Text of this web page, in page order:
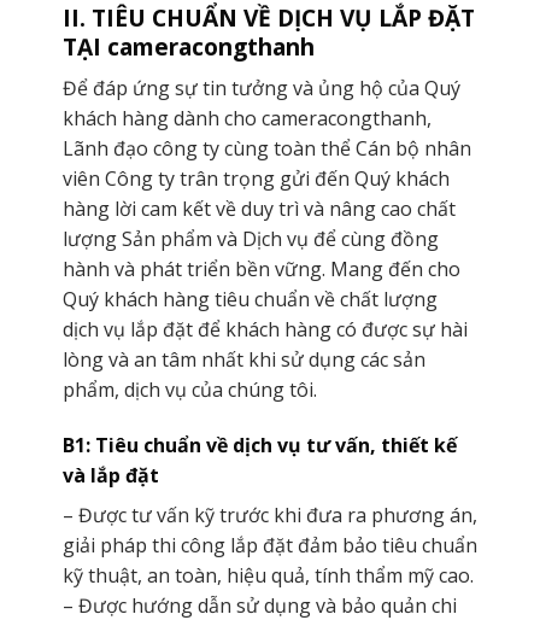
II. TIÊU CHUẨN VỀ DỊCH VỤ LẮP ĐẶT
TẠI cameracongthanh
Để đáp ứng sự tin tưởng và ủng hộ của Quý
khách hàng dành cho cameracongthanh,
Lãnh đạo công ty cùng toàn thể Cán bộ nhân
viên Công ty trân trọng gửi đến Quý khách
hàng lời cam kết về duy trì và nâng cao chất
lượng Sản phẩm và Dịch vụ để cùng đồng
hành và phát triển bền vững. Mang đến cho
Quý khách hàng tiêu chuẩn về chất lượng
dịch vụ lắp đặt để khách hàng có được sự hài
lòng và an tâm nhất khi sử dụng các sản
phẩm, dịch vụ của chúng tôi.
B1: Tiêu chuẩn về dịch vụ tư vấn, thiết kế
và lắp đặt
– Được tư vấn kỹ trước khi đưa ra phương án,
giải pháp thi công lắp đặt đảm bảo tiêu chuẩn
kỹ thuật, an toàn, hiệu quả, tính thẩm mỹ cao.
– Được hướng dẫn sử dụng và bảo quản chi